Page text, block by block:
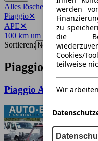
werden
zu
die
Cookies/
teilweise
Wir
Alles löschen
Piaggio✕
APE✕
100 km um 20099✕
Sortieren:
Piaggio APE
Piaggio Ape 50